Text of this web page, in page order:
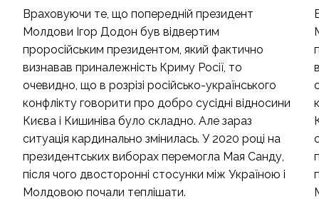
Враховуючи те, що попередній президент
Молдови Ігор Додон був відвертим
проросійським президентом, який фактично
визнавав приналежність Криму Росії, то
очевидно, що в розрізі російсько-українського
конфлікту говорити про добро сусідні відносини
Києва і Кишиніва було складно. Але зараз
ситуація кардинально змінилась. У 2020 році на
президентських виборах перемогла Мая Санду,
після чого двосторонні стосунки між Україною і
Молдовою почали теплішати.